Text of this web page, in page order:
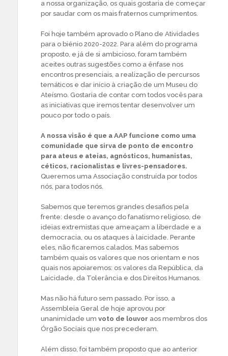
a nossa organização, os quais gostaria de começar
por saudar com os mais fraternos cumprimentos.
Foi hoje também aprovado o Plano de Atividades
para o biénio 2020-2022. Para além do programa
proposto, e já de si ambicioso, foram também
aceites outras sugestões como a ênfase nos
encontros presenciais, a realização de percursos
temáticos e dar início à criação de um Museu do
Ateísmo. Gostaria de contar com todos vocês para
as iniciativas que iremos tentar desenvolver um
pouco por todo o país.
A nossa visão é que a AAP funcione como uma
comunidade que sirva de ponto de encontro
para ateus e ateias, agnósticos, humanistas,
céticos, racionalistas e livres-pensadores.
Queremos uma Associação construída por todos
nós, para todos nós.
Sabemos que teremos grandes desafios pela
frente: desde o avanço do fanatismo religioso, de
ideias extremistas que ameaçam a liberdade e a
democracia, ou os ataques à laicidade. Perante
eles, não ficaremos calados. Mas sabemos
também quais os valores que nos orientam e nos
quais nos apoiaremos: os valores da República, da
Laicidade, da Tolerância e dos Direitos Humanos.
Mas não há futuro sem passado. Por isso, a
Assembleia Geral de hoje aprovou por
unanimidade um voto de louvor aos membros dos
Órgão Sociais que nos precederam.
Além disso, foi também proposto que ao anterior